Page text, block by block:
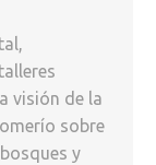
visión de la
sobre
y